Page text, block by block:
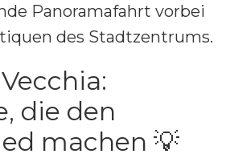
Panoramafahrt vorbei
des Stadtzentrums.
die den
machen 💡